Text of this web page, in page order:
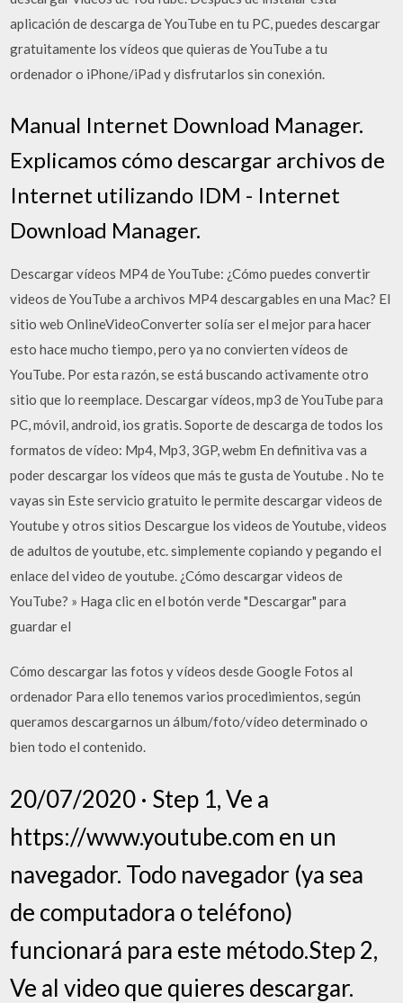
aplicación de descarga de YouTube en tu PC, puedes descargar
gratuitamente los vídeos que quieras de YouTube a tu
ordenador o iPhone/iPad y disfrutarlos sin conexión.
Manual Internet Download Manager.
Explicamos cómo descargar archivos de
Internet utilizando IDM - Internet
Download Manager.
Descargar vídeos MP4 de YouTube: ¿Cómo puedes convertir
videos de YouTube a archivos MP4 descargables en una Mac? El
sitio web OnlineVideoConverter solía ser el mejor para hacer
esto hace mucho tiempo, pero ya no convierten vídeos de
YouTube. Por esta razón, se está buscando activamente otro
sitio que lo reemplace. Descargar vídeos, mp3 de YouTube para
PC, móvil, android, ios gratis. Soporte de descarga de todos los
formatos de vídeo: Mp4, Mp3, 3GP, webm En definitiva vas a
poder descargar los vídeos que más te gusta de Youtube . No te
vayas sin Este servicio gratuito le permite descargar videos de
Youtube y otros sitios Descargue los videos de Youtube, videos
de adultos de youtube, etc. simplemente copiando y pegando el
enlace del video de youtube. ¿Cómo descargar videos de
YouTube? » Haga clic en el botón verde "Descargar" para
guardar el
Cómo descargar las fotos y vídeos desde Google Fotos al
ordenador Para ello tenemos varios procedimientos, según
queramos descargarnos un álbum/foto/vídeo determinado o
bien todo el contenido.
20/07/2020 · Step 1, Ve a
https://www.youtube.com en un
navegador. Todo navegador (ya sea
de computadora o teléfono)
funcionará para este método.Step 2,
Ve al video que quieres descargar.